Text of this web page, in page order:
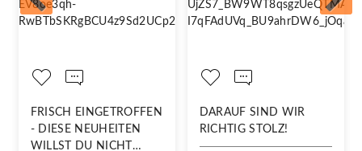
FRISCH EINGETROFFEN
- DIESE NEUHEITEN
WILLST DU NICHT
DARAUF SIND WIR
RICHTIG STOLZ!